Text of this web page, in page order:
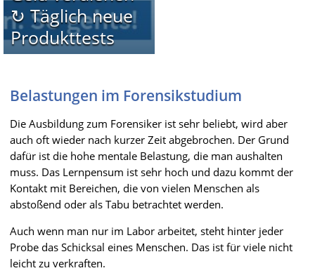
↻ Täglich neue
Produkttests
Belastungen im Forensikstudium
Die Ausbildung zum Forensiker ist sehr beliebt, wird aber
auch oft wieder nach kurzer Zeit abgebrochen. Der Grund
dafür ist die hohe mentale Belastung, die man aushalten
muss. Das Lernpensum ist sehr hoch und dazu kommt der
Kontakt mit Bereichen, die von vielen Menschen als
abstoßend oder als Tabu betrachtet werden.
Auch wenn man nur im Labor arbeitet, steht hinter jeder
Probe das Schicksal eines Menschen. Das ist für viele nicht
leicht zu verkraften.